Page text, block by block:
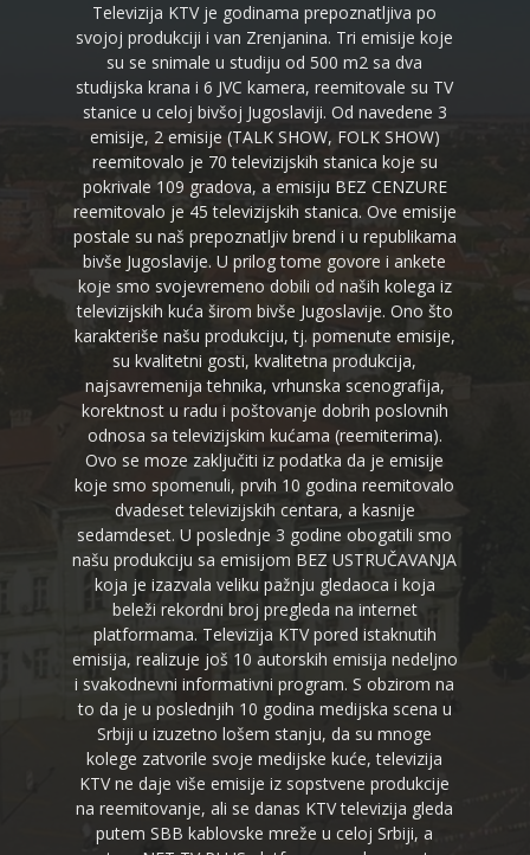
Televizija KTV je godinama prepoznatljiva po
svojoj produkciji i van Zrenjanina. Tri emisije koje
su se snimale u studiju od 500 m2 sa dva
studijska krana i 6 JVC kamera, reemitovale su TV
stanice u celoj bivšoj Jugoslaviji. Od navedene 3
emisije, 2 emisije (TALK SHOW, FOLK SHOW)
reemitovalo je 70 televizijskih stanica koje su
pokrivale 109 gradova, a emisiju BEZ CENZURE
reemitovalo je 45 televizijskih stanica. Ove emisije
postale su naš prepoznatljiv brend i u republikama
bivše Jugoslavije. U prilog tome govore i ankete
koje smo svojevremeno dobili od naših kolega iz
televizijskih kuća širom bivše Jugoslavije. Ono što
karakteriše našu produkciju, tj. pomenute emisije,
su kvalitetni gosti, kvalitetna produkcija,
najsavremenija tehnika, vrhunska scenografija,
korektnost u radu i poštovanje dobrih poslovnih
odnosa sa televizijskim kućama (reemiterima).
Ovo se moze zaključiti iz podatka da je emisije
koje smo spomenuli, prvih 10 godina reemitovalo
dvadeset televizijskih centara, a kasnije
sedamdeset. U poslednje 3 godine obogatili smo
našu produkciju sa emisijom BEZ USTRUČAVANJA
koja je izazvala veliku pažnju gledaoca i koja
beleži rekordni broj pregleda na internet
platformama. Televizija KTV pored istaknutih
emisija, realizuje još 10 autorskih emisija nedeljno
i svakodnevni informativni program. S obzirom na
to da je u poslednjih 10 godina medijska scena u
Srbiji u izuzetno lošem stanju, da su mnoge
kolege zatvorile svoje medijske kuće, televizija
KTV ne daje više emisije iz sopstvene produkcije
na reemitovanje, ali se danas KTV televizija gleda
putem SBB kablovske mreže u celoj Srbiji, a